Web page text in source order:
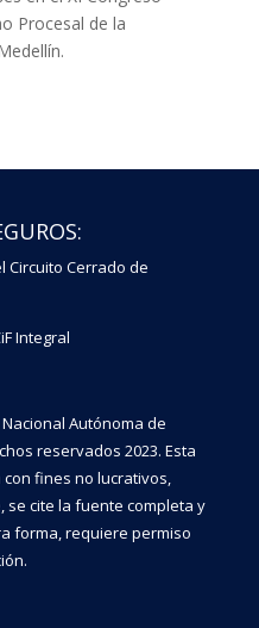
Procesal de la
Circuito Cerrado de
Integral
Autónoma de
reservados 2023. Esta
fines no lucrativos,
se cite la fuente completa y
forma, requiere permiso